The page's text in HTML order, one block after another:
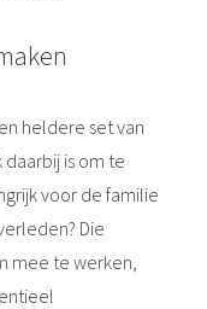
heldere set van
is om te
voor de familie
Die
mee te werken,